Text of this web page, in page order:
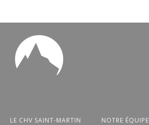
LE CHV SAINT-MARTIN NOTRE ÉQUIPE